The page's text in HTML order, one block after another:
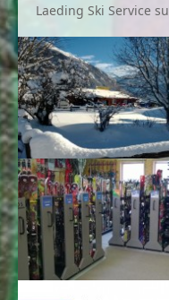
Laeding Ski Service su